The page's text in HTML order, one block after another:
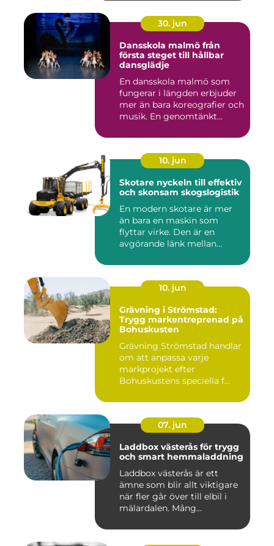
30. jun
Dansskola malmö från
första steget till hållbar
dansglädje
En dansskola malmö som
fungerar i längden erbjuder
mer än bara koreografier och
musik. En genomtänkt...
10. jun
Skotare nyckeln till effektiv
och skonsam skogslogistik
En modern skotare är mer
än bara en maskin som
flyttar virke. Den är en
avgörande länk mellan
10. jun
Grävning i Strömstad:
Trygg markentreprenad på
Bohuskusten
Grävning Strömstad handlar
om att anpassa varje
markprojekt efter
Bohuskustens speciella f...
07. jun
Laddbox västerås för trygg
och smart hemmaladdning
Laddbox västerås är ett
ämne som blir allt viktigare
när fler går över till elbil i
mälardalen. Mång...